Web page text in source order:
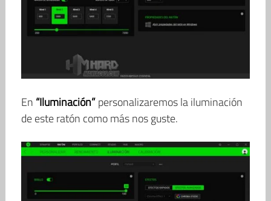
En “Iluminación”personalizaremos la iluminación
de este ratón como más nos guste.